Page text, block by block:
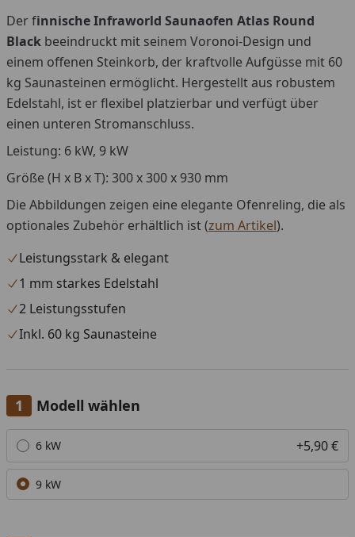
Der finnische Infraworld Saunaofen Atlas Round
Black beeindruckt mit seinem Voronoi-Design und
einem offenen Steinkorb, der kraftvolle Aufgüsse mit 60
kg Saunasteinen ermöglicht. Hergestellt aus robustem
Edelstahl, ist er flexibel platzierbar und verfügt über
einen unteren Stromanschluss.
Leistung: 6 kW, 9 kW
Größe (H x B x T): 300 x 300 x 930 mm
Die Abbildungen zeigen eine elegante Ofenreling, die als
optionales Zubehör erhältlich ist (zum Artikel).
Leistungsstark & elegant
1 mm starkes Edelstahl
2 Leistungsstufen
Inkl. 60 kg Saunasteine
Modell wählen
Alle anzeigen (2)
6 kW +5,90 €
9 kW